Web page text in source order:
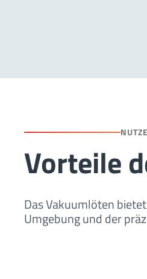
Vorteile
Das Vakuumlöten
Umgebung und der